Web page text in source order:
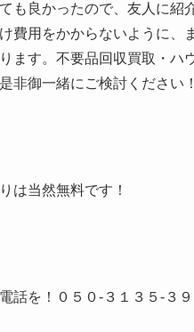
も良かったので、友人に紹
費用をかからないように、
ます。不要品回収買取・ハ
非御一緒にご検討ください！
は当然無料です！
話を！０５０-３１３５-３９